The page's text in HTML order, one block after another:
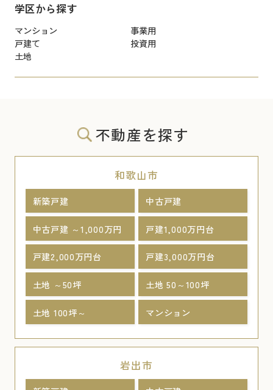
学区から探す
マンション
事業用
戸建て
投資用
土地
不動産を探す
和歌山市
新築戸建 中古戸建
中古戸建 ～1,000万円 戸建1,000万円台
戸建2,000万円台 戸建3,000万円台
土地 ～50坪 土地 50～100坪
土地 100坪～ マンション
岩出市